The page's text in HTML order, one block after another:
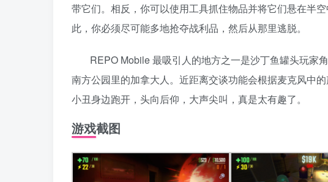
带它们。相反，你可以使用工具抓住物品并将它们悬在半
此，你必须尽可能多地抢夺战利品，然后从那里逃脱。
REPO Mobile 最吸引人的地方之一是沙丁鱼罐头玩家
南方公园里的加拿大人。近距离交谈功能会根据麦克风中
小丑身边跑开，头向后仰，大声尖叫，真是太有趣了。
游戏截图